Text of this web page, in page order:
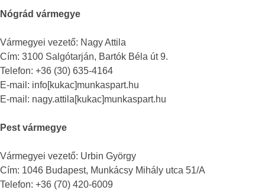
Nógrád vármegye
Vármegyei vezető: Nagy Attila
Cím: 3100 Salgótarján, Bartók Béla út 9.
Telefon: +36 (30) 635-4164
E-mail: info[kukac]munkaspart.hu
E-mail: nagy.attila[kukac]munkaspart.hu
Pest vármegye
Vármegyei vezető: Urbin György
Cím: 1046 Budapest, Munkácsy Mihály utca 51/A
Telefon: +36 (70) 420-6009